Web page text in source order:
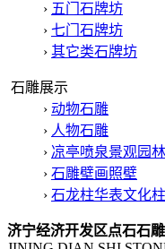
› 五门石牌坊
› 七门石牌坊
› 其它类石牌坊
石雕展示
› 动物石雕
› 人物石雕
› 凉亭喷泉景观园林
› 石雕壁画照壁
› 石龙柱华表文化柱
济宁经济开发区点石石